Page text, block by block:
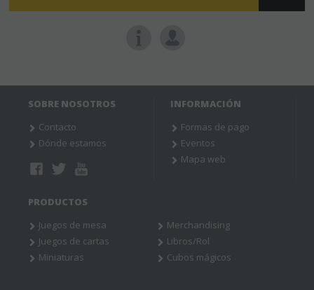
SOBRE NOSOTROS
Contacto
Dónde estamos
INFORMACIÓN
Formas de pago
Eventos
Mapa web
PRODUCTOS
Juegos de mesa
Juegos de cartas
Miniaturas
Merchandising
Libros/Rol
Cubos mágicos